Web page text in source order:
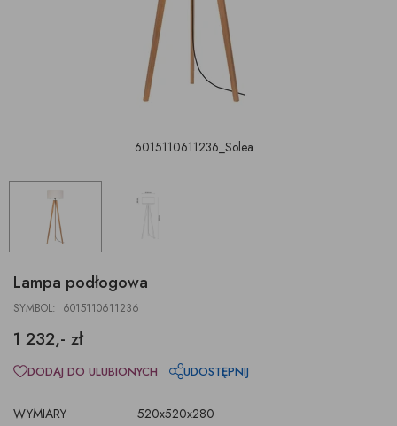
6015110611236_Solea
Lampa podłogowa
SYMBOL: 6015110611236
1 232,- zł
WYMIARY
520x520x280
DODAJ DO ULUBIONYCH UDOSTĘPNIJ